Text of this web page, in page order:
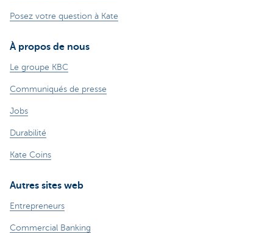
Posez votre question à Kate
À propos de nous
Le groupe KBC
Communiqués de presse
Jobs
Durabilité
Kate Coins
Autres sites web
Entrepreneurs
Commercial Banking